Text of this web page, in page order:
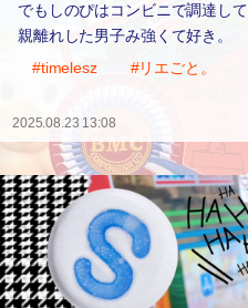
でもしのぴはコンビニで調達して
親離れした男子み強くて好き。
#timelesz
#リエごと。
2025.08.23 13:08